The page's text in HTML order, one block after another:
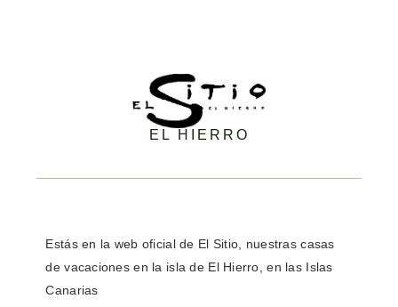
EL HIERRO
Estás en la web oficial de El Sitio, nuestras casas
de vacaciones en la isla de El Hierro, en las Islas
Canarias